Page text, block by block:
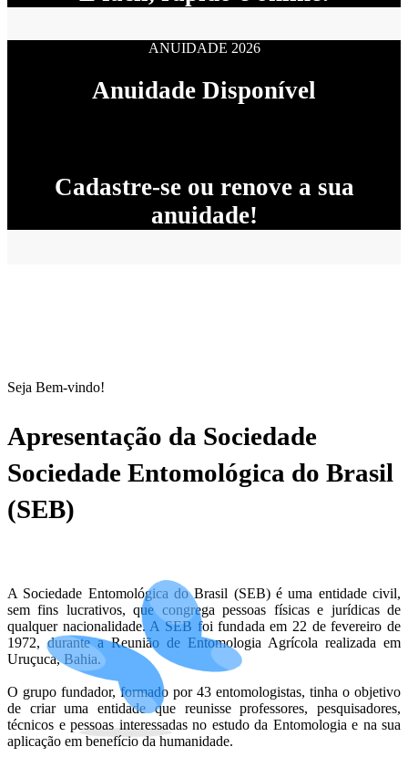
ANUIDADE 2026
Anuidade Disponível
Cadastre-se ou renove a sua
anuidade!
Seja Bem-vindo!
Apresentação da Sociedade
Sociedade Entomológica do Brasil
(SEB)
A Sociedade Entomológica do Brasil (SEB) é uma entidade civil,
sem fins lucrativos, que congrega pessoas físicas e jurídicas de
qualquer nacionalidade. A SEB foi fundada em 22 de fevereiro de
1972, durante a Reunião de Entomologia Agrícola realizada em
Uruçuca, Bahia.
O grupo fundador, formado por 43 entomologistas, tinha o objetivo
de criar uma entidade que reunisse professores, pesquisadores,
técnicos e pessoas interessadas no estudo da Entomologia e na sua
aplicação em benefício da humanidade.